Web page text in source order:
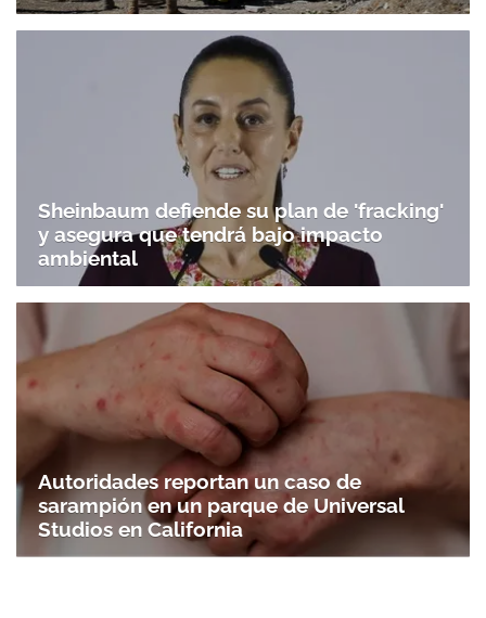
Sheinbaum defiende su plan de 'fracking'
y asegura que tendrá bajo impacto
ambiental
Autoridades reportan un caso de
sarampión en un parque de Universal
Studios en California